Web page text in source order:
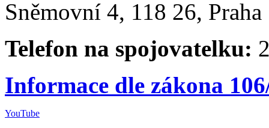
Sněmovní 4, 118 26,
Telefon na spojovatelku:
Informace dle zákona
YouTube